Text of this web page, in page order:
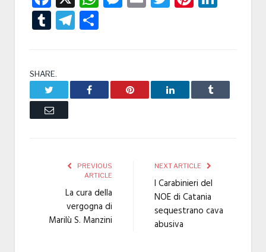
TumblrTelegram
SHARE.
Facebook Pinterest LinkedIn Tumblr
Email
PREVIOUS
ARTICLE
La cura della
vergogna di
Marilù S. Manzini
NEXT ARTICLE
I Carabinieri del
NOE di Catania
sequestrano cava
abusiva